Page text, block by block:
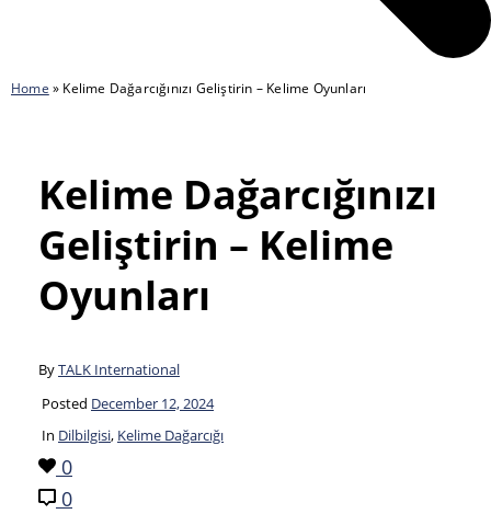
Home » Kelime Dağarcığınızı Geliştirin – Kelime Oyunları
Kelime Dağarcığınızı
Geliştirin – Kelime
Oyunları
ByTALK International
Posted December 12, 2024
In Dilbilgisi, Kelime Dağarcığı
0
0